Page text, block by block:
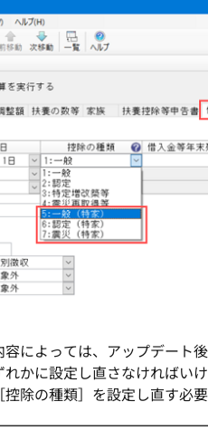
によっては、アップデート
れかに設定し直さなければい
除の種類］を設定し直す必